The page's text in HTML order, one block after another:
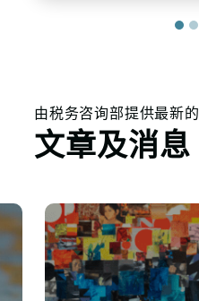
由税务咨询部提供最新的
文章及消息